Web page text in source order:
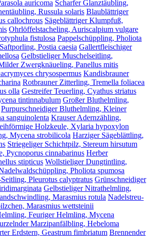
auricoma Scharfer Glanztäubling,
Russula solaris Blaublättriger
callochrous Sägeblättriger Klumpfuß,
Ohrlöffelstacheling, Auriscalpium vulgare
fistulosa Pappelschüppling, Pholiota
Postia caesia Gallertfleischiger
Gelbstieliger Muschelseitling,
Zwergknäueling, Panellus mitis
chrysospermus Kandisbrauner
Rotbrauner Zitterling, Tremella foliacea
olla Gestreifer Teuerling, Cyathus striatus
tintinnabulum Großer Bluthelmling,
Purpurschneidiger Bluthelmling, Kleiner
sanguinolenta Krauser Adernzähling,
Holzkeule, Xylaria hypoxylon
Mycena strobilicola Harziger Sägeblättling,
Striegeliger Schichtpilz, Stereum hirsutum
Pycnoporus cinnabarinus Herber
stipticus Wollstieliger Dungtintling,
Pholiota spumosa
Pleurotus calyptratus Grünschneidiger
Gelbstieliger Nitrathelmling,
Marasmius rotula Nadelstreu-
Marasmius wettsteinii
Feuriger Helmling, Mycena
Marzipanfälbling, Hebeloma
Erdstern, Geastrum fimbriatum Brennender